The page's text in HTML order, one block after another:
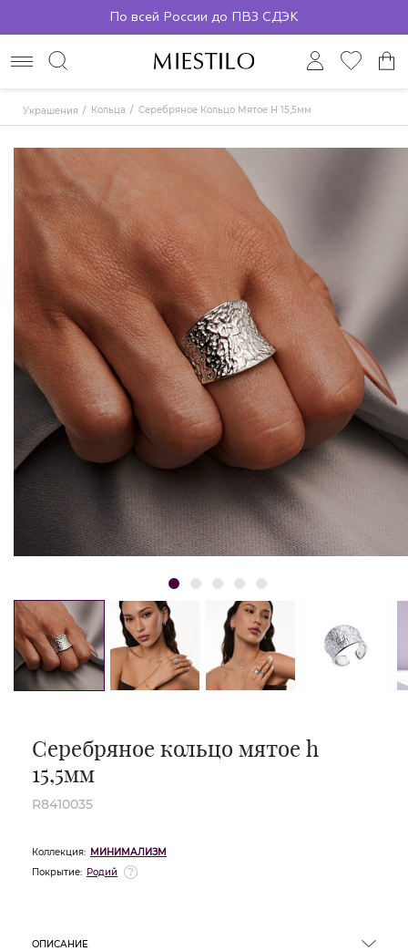
По всей России до ПВЗ СДЭК
Украшения Кольца Серебряное Кольцо Мятое H 15,5мм
Серебряное кольцо мятое h
15,5мм
R8410035
Коллекция: МИНИМАЛИЗМ
Покрытие: Родий
ОПИСАНИЕ